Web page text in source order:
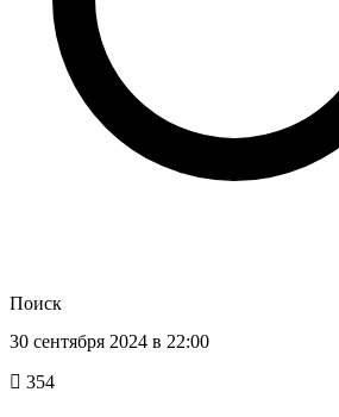
Поиск
30 сентября 2024 в 22:00
354